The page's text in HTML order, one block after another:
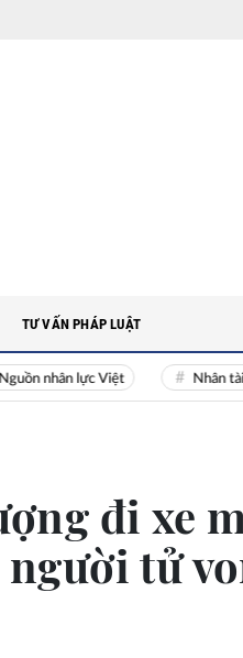
lực Việt Nhân tài Việt
TƯ VẤN PHÁP LUẬT
đi xe
người tử